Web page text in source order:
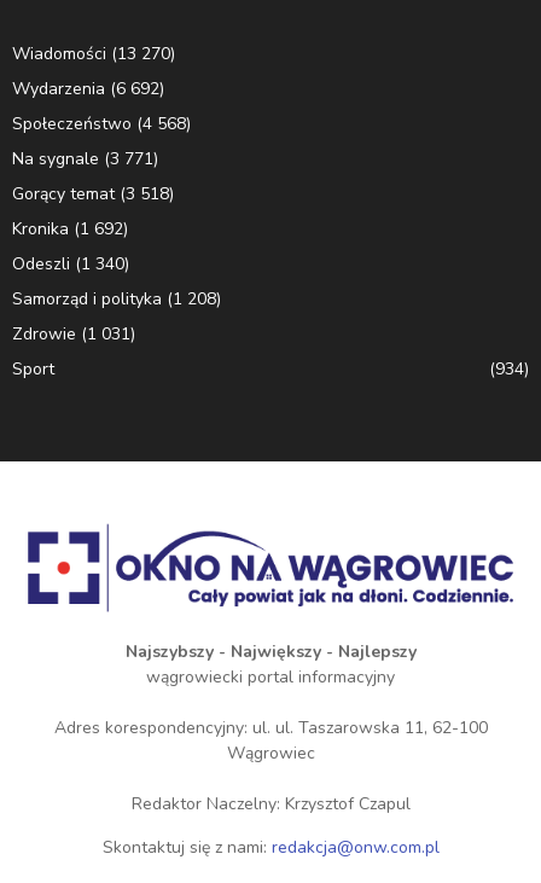
Wiadomości (13 270)
Wydarzenia (6 692)
Społeczeństwo (4 568)
Na sygnale (3 771)
Gorący temat(3 518)
Kronika (1 692)
Odeszli (1 340)
Samorząd i polityka (1 208)
Zdrowie (1 031)
Sport
(934)
Najszybszy - Największy - Najlepszy
wągrowiecki portal informacyjny
Adres korespondencyjny: ul. ul. Taszarowska 11, 62-100
Wągrowiec
Redaktor Naczelny: Krzysztof Czapul
Skontaktuj się z nami: redakcja@onw.com.pl